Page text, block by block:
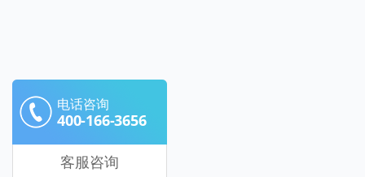
电话咨询
400-166-3656
客服咨询